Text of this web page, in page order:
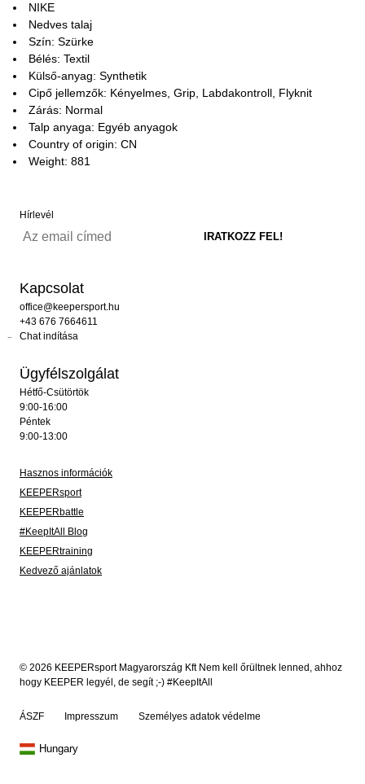
NIKE
Nedves talaj
Szín: Szürke
Bélés: Textil
Külső-anyag: Synthetik
Cipő jellemzők: Kényelmes, Grip, Labdakontroll, Flyknit
Zárás: Normal
Talp anyaga: Egyéb anyagok
Country of origin: CN
Weight: 881
Hírlevél
Kapcsolat
office@keepersport.hu
+43 676 7664611
Chat indítása
Ügyfélszolgálat
Hétfő-Csütörtök
9:00-16:00
Péntek
9:00-13:00
Hasznos információk
KEEPERsport
KEEPERbattle
#KeepItAll Blog
KEEPERtraining
Kedvező ajánlatok
© 2026 KEEPERsport Magyarország Kft Nem kell őrültnek lenned, ahhoz
hogy KEEPER legyél, de segít ;-) #KeepItAll
ÁSZF Impresszum Személyes adatok védelme
Hungary